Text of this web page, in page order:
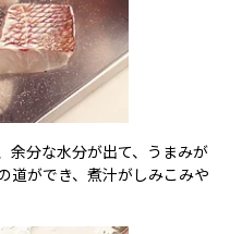
余分な水分が出て、うまみが
道ができ、煮汁がしみこみや